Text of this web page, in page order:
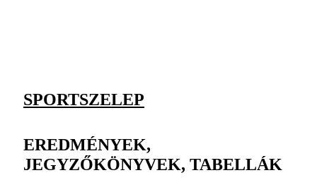
SPORTSZELEP
EREDMÉNYEK,
JEGYZŐKÖNYVEK, TABELLÁK